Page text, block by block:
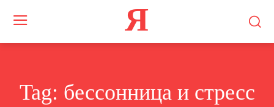
Я
Tag: бессонница и стресс